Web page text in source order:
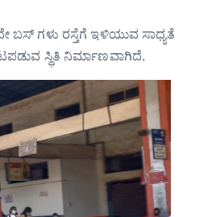
ಬಸ್ ಗಳು ರಸ್ತೆಗೆ ಇಳಿಯುವ ಸಾಧ್ಯತೆ
ಸ್ಥಿತಿ ನಿರ್ಮಾಣವಾಗಿದೆ.